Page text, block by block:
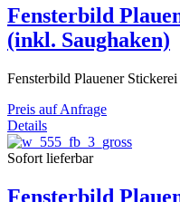
Fensterbild
(inkl. Saughaken)
Fensterbild Plauener
Preis auf Anfrage
Details
Sofort lieferbar
Fensterbild